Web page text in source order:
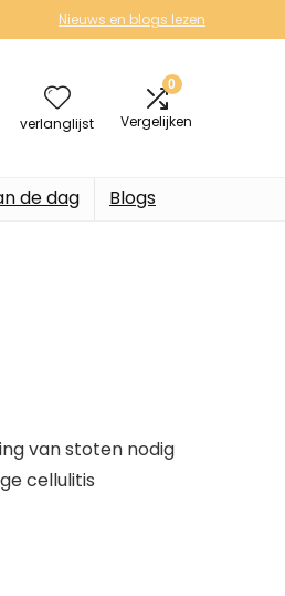
Nieuws en blogs lezen
verlanglijst
0
Vergelijken
de dag Blogs
van stoten nodig
cellulitis